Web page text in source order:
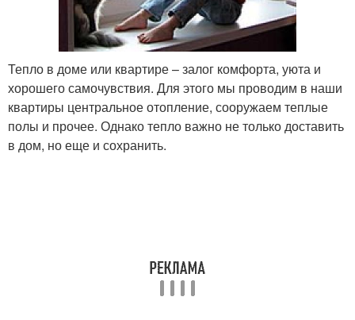
Тепло в доме или квартире – залог комфорта, уюта и
хорошего самочувствия. Для этого мы проводим в наши
квартиры центральное отопление, сооружаем теплые
полы и прочее. Однако тепло важно не только доставить
в дом, но еще и сохранить.